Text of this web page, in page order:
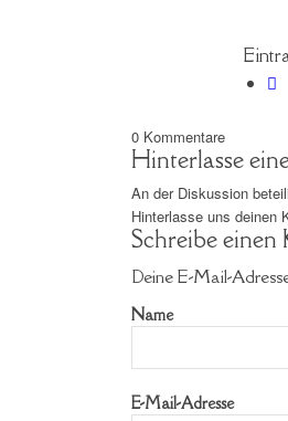
0 Kommentare
Hinterlasse
An der Diskussion
Hinterlasse uns deinen
Schreibe einen
Deine E-Mail-
Name
E-Mail-Adresse